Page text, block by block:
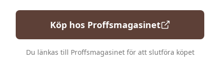
Köp hos Proffsmagasinet
Du länkas till Proffsmagasinetför att slutföra köpet